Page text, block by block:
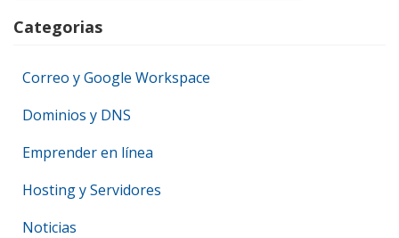
Categorias
Correo y Google Workspace
Dominios y DNS
Emprender en línea
Hosting y Servidores
Noticias